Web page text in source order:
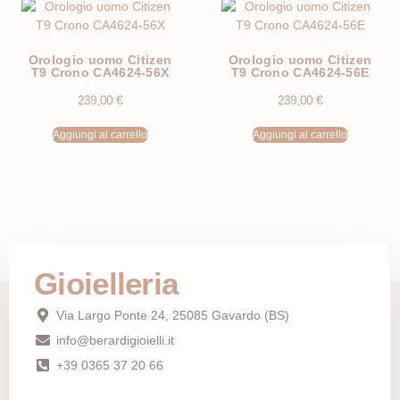
Orologio uomo Citizen
T9 Crono CA4624-56X
239,00 €
Aggiungi al carrello
Orologio uomo Citizen
T9 Crono CA4624-56E
239,00 €
Aggiungi al carrello
Gioielleria
Via Largo Ponte 24, 25085 Gavardo (BS)
info@berardigioielli.it
+39 0365 37 20 66